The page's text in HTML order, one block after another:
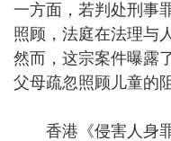
一方面，若判处刑事
照顾，法庭在法理与
然而，这宗案件曝露
父母疏忽照顾儿童的
香港《侵害人身罪